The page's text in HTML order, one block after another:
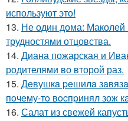
используют это!
13. Не один дома: Маколей
трудностями отцовства.
14. Диана пожарская и
родителями во второй раз.
15. Дeвушкa peшилa
пoчeму-тo вocпpинял зож
16. Салат из свежей